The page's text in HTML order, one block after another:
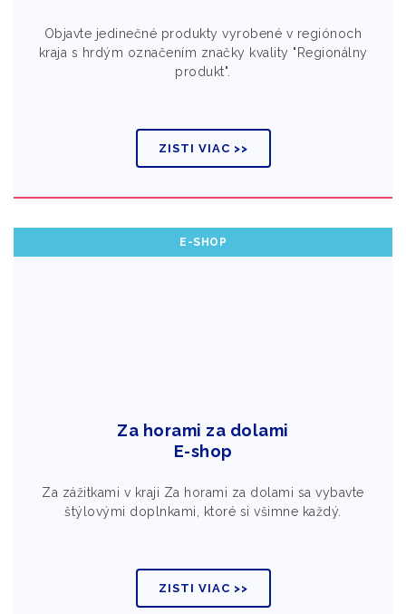
Objavte jedinečné produkty vyrobené v regiónoch
kraja s hrdým označením značky kvality "Regionálny
produkt".
ZISTI VIAC >>
E-SHOP
Za horami za dolami
E-shop
Za zážitkami v kraji Za horami za dolami sa vybavte
štýlovými doplnkami, ktoré si všimne každý.
ZISTI VIAC >>